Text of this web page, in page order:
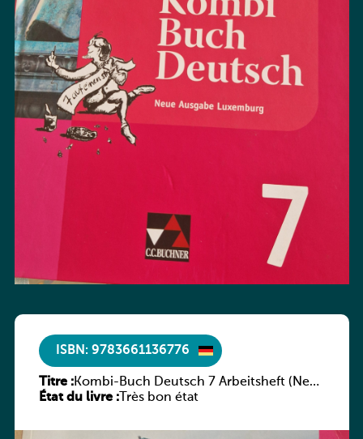
ISBN: 9783661136776
Titre :Kombi-Buch Deutsch 7 Arbeitsheft (Neue
Ausgabe Luxemburg)
État du livre :Très bon état